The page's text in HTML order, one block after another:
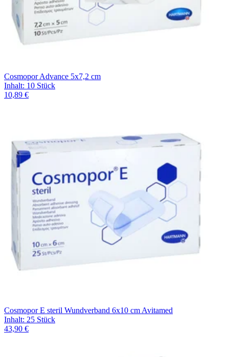
Cosmopor Advance 5x7,2 cm
Inhalt: 10 Stück
10,89 €
Cosmopor E steril Wundverband 6x10 cm Avitamed
Inhalt: 25 Stück
43,90 €